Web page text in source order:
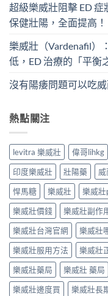
超級樂威壯阻擊 ED
保健壯陽，全面提高！
樂威壯（Vardenafil）
低，ED 治療的「平衡
沒有陽痿問題可以吃
熱點關注
levitra 樂威壯 偉哥lihkg
印度樂威壯
壯陽藥 威
悍馬糖
樂威壯 樂威
樂威壯價錢
樂威壯副作
樂威壯台灣官網
樂威壯
樂威壯服用方法
樂威壯
樂威壯藥局
樂威壯 藥局
樂威壯邊度買
樂威壯長